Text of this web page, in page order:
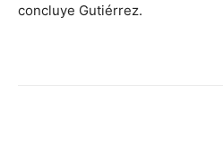
concluye Gutiérrez.